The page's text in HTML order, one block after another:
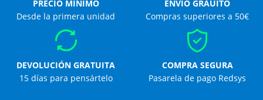
PRECIO MÍNIMO
Desde la primera unidad
ENVÍO GRAUITO
Compras superiores a 50€
DEVOLUCIÓN GRATUITA
15 días para pensártelo
COMPRA SEGURA
Pasarela de pago Redsys